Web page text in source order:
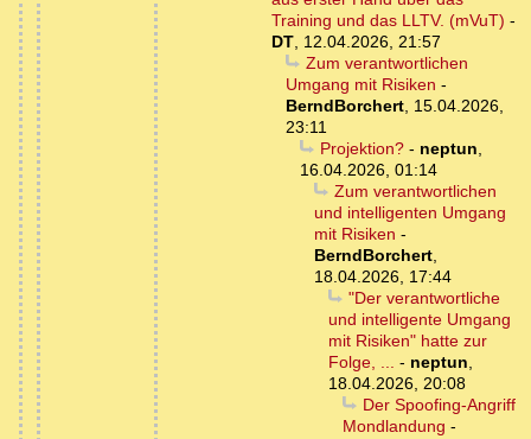
Training und das LLTV. (mVuT) -
DT, 12.04.2026, 21:57
Zum verantwortlichen
Umgang mit Risiken -
BerndBorchert, 15.04.2026,
23:11
Projektion?- neptun,
16.04.2026, 01:14
Zum verantwortlichen
und intelligenten Umgang
mit Risiken -
BerndBorchert,
18.04.2026, 17:44
"Der verantwortliche
und intelligente Umgang
mit Risiken" hatte zur
Folge, ... - neptun,
18.04.2026, 20:08
Der Spoofing-Angriff
Mondlandung -